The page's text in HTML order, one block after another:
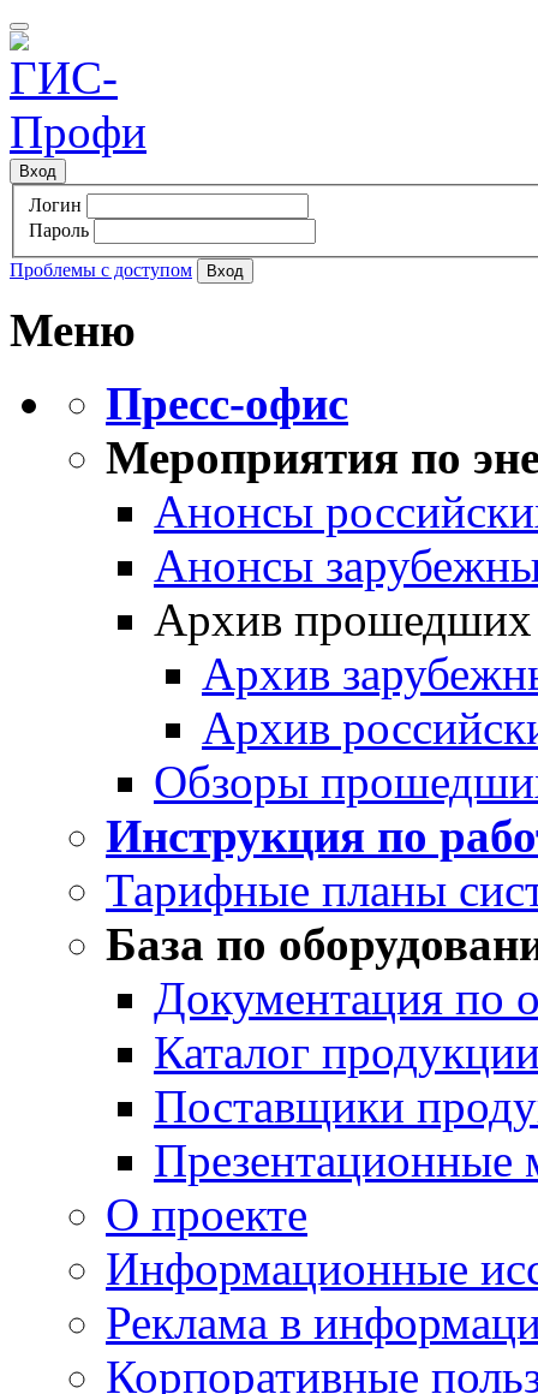
Вход
Логин
Пароль
Проблемы с доступом
Меню
Пресс-офис
Мероприятия по
Анонсы
Анонсы
Архив прошедших
Архив
Архив
Обзоры
Инструкция по
Тарифные планы
База по
Документация по
Каталог
Поставщики
Презентационные
О проекте
Информационные
Реклама в
Корпоративные